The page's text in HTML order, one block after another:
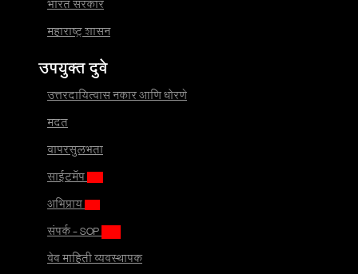
भारत सरकार
महाराष्ट्र शासन
उपयुक्त दुवे
उत्तरदायित्वास नकार आणि धोरणे
मदत
वापरसुलभता
साईटमॅप
अभिप्राय
संपर्क - SOP
वेब माहिती व्यवस्थापक